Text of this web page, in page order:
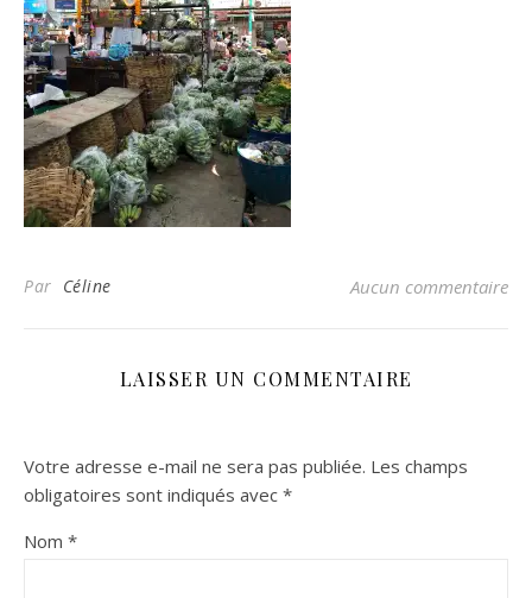
Par Céline Aucun commentaire
LAISSER UN COMMENTAIRE
Votre adresse e-mail ne sera pas publiée. Les champs
obligatoires sont indiqués avec *
Nom *